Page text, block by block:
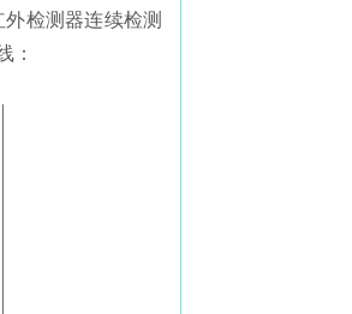
检测器连续检测
：